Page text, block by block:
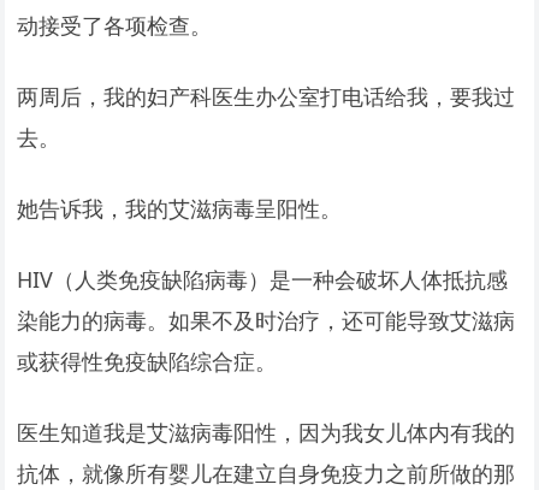
动接受了各项检查。
两周后，我的妇产科医生办公室打电话给我，要我过
去。
她告诉我，我的艾滋病毒呈阳性。
HIV（人类免疫缺陷病毒）是一种会破坏人体抵抗感
染能力的病毒。如果不及时治疗，还可能导致艾滋病
或获得性免疫缺陷综合症。
医生知道我是艾滋病毒阳性，因为我女儿体内有我的
抗体，就像所有婴儿在建立自身免疫力之前所做的那